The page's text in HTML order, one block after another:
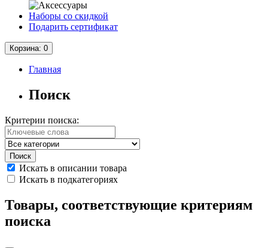
Наборы со скидкой
Подарить сертификат
Корзина: 0
Главная
Поиск
Критерии поиска:
Искать в описании товара
Искать в подкатегориях
Товары, соответствующие критериям
поиска